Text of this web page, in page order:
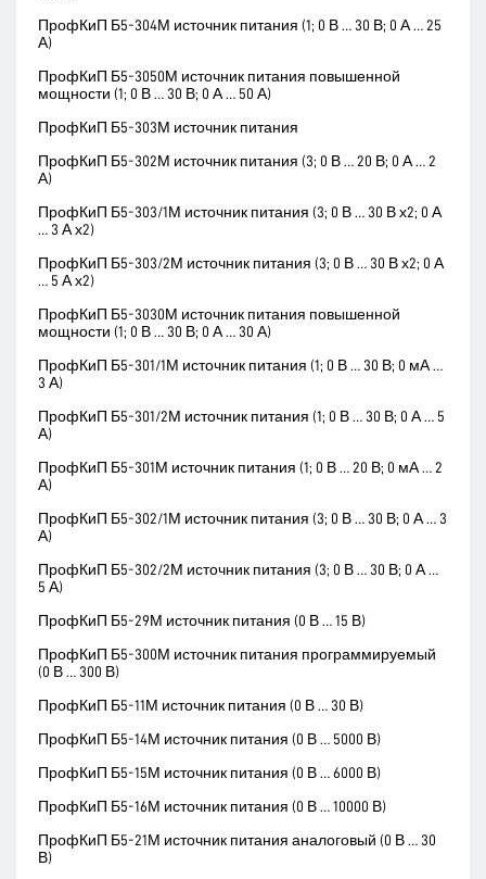
ПрофКиП Б5-304М источник питания (1; 0 В … 30 В; 0 А … 25
А)
ПрофКиП Б5-3050М источник питания повышенной
мощности (1; 0 В … 30 В; 0 А … 50 А)
ПрофКиП Б5-303М источник питания
ПрофКиП Б5-302М источник питания (3; 0 В … 20 В; 0 А … 2
А)
ПрофКиП Б5-303/1М источник питания (3; 0 В … 30 В х2; 0 А
… 3 А х2)
ПрофКиП Б5-303/2М источник питания (3; 0 В … 30 В х2; 0 А
… 5 А х2)
ПрофКиП Б5-3030М источник питания повышенной
мощности (1; 0 В … 30 В; 0 А … 30 А)
ПрофКиП Б5-301/1М источник питания (1; 0 В … 30 В; 0 мА …
3 А)
ПрофКиП Б5-301/2М источник питания (1; 0 В … 30 В; 0 А … 5
А)
ПрофКиП Б5-301М источник питания (1; 0 В … 20 В; 0 мА … 2
А)
ПрофКиП Б5-302/1М источник питания (3; 0 В … 30 В; 0 А … 3
А)
ПрофКиП Б5-302/2М источник питания (3; 0 В … 30 В; 0 А …
5 А)
ПрофКиП Б5-29М источник питания (0 В … 15 В)
ПрофКиП Б5-300М источник питания программируемый
(0 В … 300 В)
ПрофКиП Б5-11М источник питания (0 В … 30 В)
ПрофКиП Б5-14М источник питания (0 В … 5000 В)
ПрофКиП Б5-15М источник питания (0 В … 6000 В)
ПрофКиП Б5-16М источник питания (0 В … 10000 В)
ПрофКиП Б5-21М источник питания аналоговый (0 В … 30
В)